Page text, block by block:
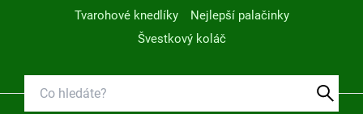
Tvarohové knedlíky
Nejlepší palačinky
Švestkový koláč